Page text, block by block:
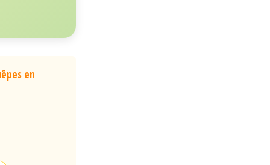
en